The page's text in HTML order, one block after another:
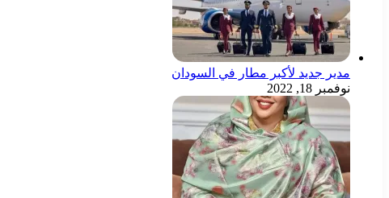
مدير جديد لأكبر مطار في السودان
نوفمبر 18, 2022